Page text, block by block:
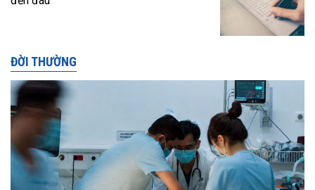
ĐỜI THƯỜNG